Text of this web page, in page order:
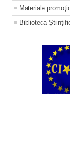
Materiale
Biblioteca